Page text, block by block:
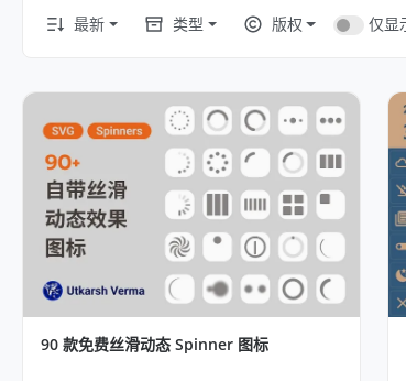
工业设计
最新 类型 版权 仅显
90 款免费丝滑动态 Spinner 图标